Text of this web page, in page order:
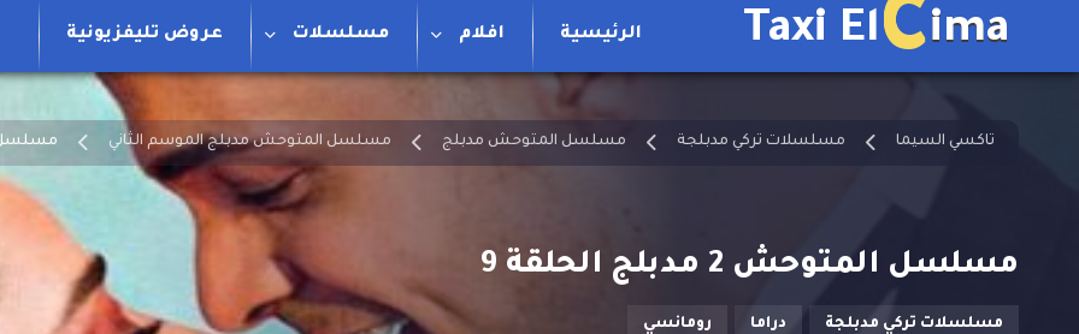
Taxi ElCima الرئيسية افلام مسلسلات عروض تليفزيونية
تاكسي السيما مسلسلات تركي مدبلجة مسلسل المتوحش مدبلج مسلسل المتوحش مدبلج الموسم الثاني مسلسل
مسلسل المتوحش 2 مدبلج الحلقة 9
مسلسلات تركي مدبلجة دراما رومانسي